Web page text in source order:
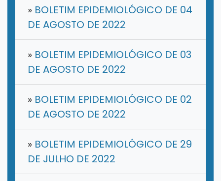
» BOLETIM EPIDEMIOLÓGICO DE 04
DE AGOSTO DE 2022
» BOLETIM EPIDEMIOLÓGICO DE 03
DE AGOSTO DE 2022
» BOLETIM EPIDEMIOLÓGICO DE 02
DE AGOSTO DE 2022
» BOLETIM EPIDEMIOLÓGICO DE 29
DE JULHO DE 2022